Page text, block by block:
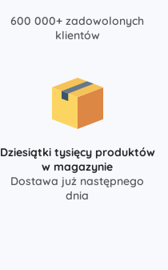
600 000+ zadowolonych
klientów
Dziesiątki tysięcy produktów
w magazynie
Dostawa już następnego
dnia